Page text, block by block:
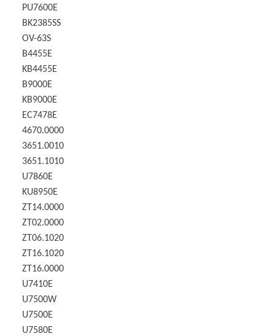
PU7600E
BK2385SS
OV-63S
B4455E
KB4455E
B9000E
KB9000E
EC7478E
4670.0000
3651.0010
3651.1010
U7860E
KU8950E
ZT14.0000
ZT02.0000
ZT06.1020
ZT16.1020
ZT16.0000
U7410E
U7500W
U7500E
U7580E